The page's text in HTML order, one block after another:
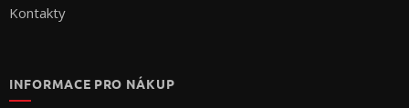
Kontakty
INFORMACE PRO NÁKUP